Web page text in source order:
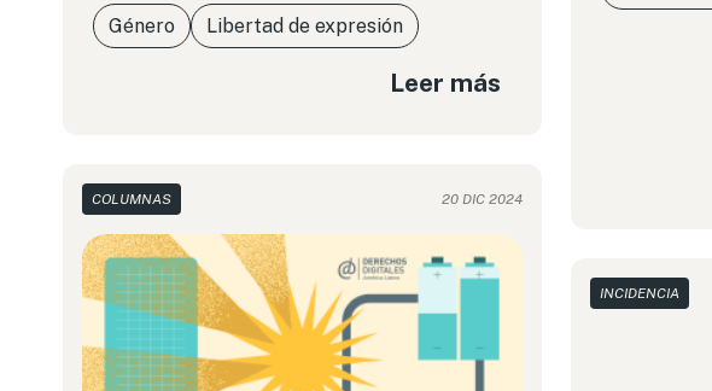
Género Libertad de expresión
Leer más
COLUMNAS 20 DIC 2024
INCIDENCIA